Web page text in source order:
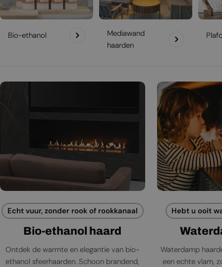
Bio-ethanol
Mediawand
haarden
Echt vuur, zonder rook of rookkanaal
Bio-ethanol haard
Ontdek de warmte en elegantie van bio-
ethanol sfeerhaarden. Schoon brandend,
Hebt u ooit
Waterdamp
een echte vlam,